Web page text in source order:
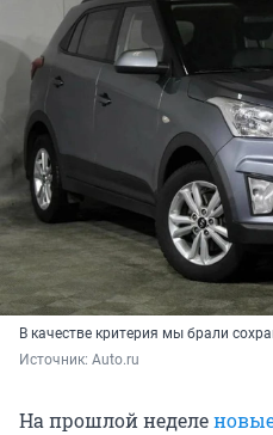
В качестве критерия мы брали
Источник: Auto.ru
На прошлой неделе